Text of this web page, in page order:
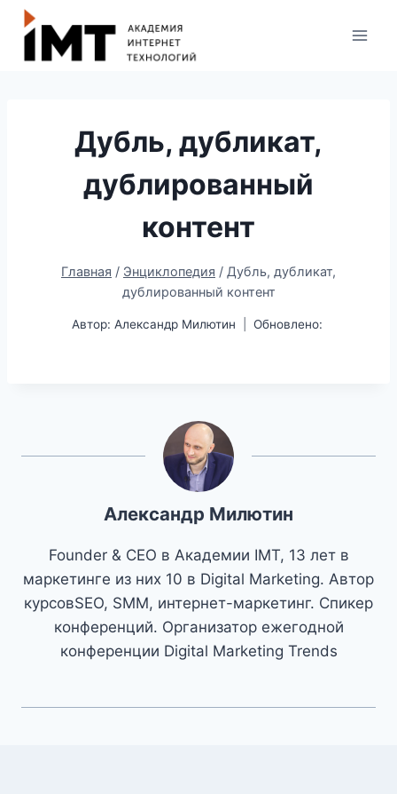
Дубль, дубликат,
дублированный
контент
Главная / Энциклопедия / Дубль, дубликат,
дублированный контент
Автор: Александр Милютин Обновлено:
Александр Милютин
Founder & CEO в Академии IMT, 13 лет в
маркетинге из них 10 в Digital Marketing. Автор
курсовSEO, SMM, интернет-маркетинг. Спикер
конференций. Организатор ежегодной
конференции Digital Marketing Trends